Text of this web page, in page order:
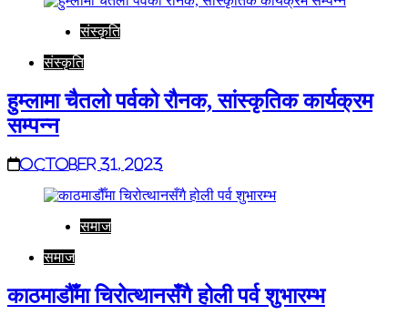
संस्कृति
संस्कृति
हुम्लामा चैतलो पर्वको रौनक, सांस्कृतिक कार्यक्रम
सम्पन्न
October 31, 2023
समाज
समाज
काठमाडौँमा चिरोत्थानसँगै होली पर्व शुभारम्भ